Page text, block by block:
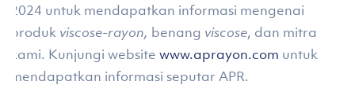
2024 untuk mendapatkan informasi mengenai
produk viscose-rayon, benang viscose, dan mitra
kami. Kunjungi websitewww.aprayon.com untuk
mendapatkan informasi seputar APR.